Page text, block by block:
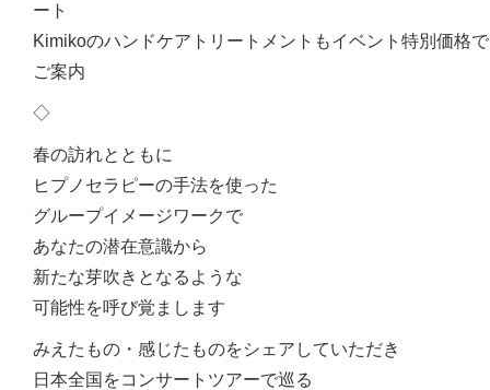
ート
Kimikoのハンドケアトリートメントもイベント特別価格で
ご案内
◇
春の訪れとともに
ヒプノセラピーの手法を使った
グループイメージワークで
あなたの潜在意識から
新たな芽吹きとなるような
可能性を呼び覚まします
みえたもの・感じたものをシェアしていただき
日本全国をコンサートツアーで巡る